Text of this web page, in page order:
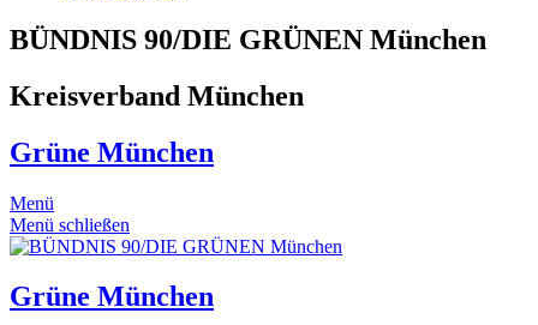
BÜNDNIS 90/DIE GRÜNEN München
Kreisverband München
Grüne München
Menü
Menü schließen
Grüne München